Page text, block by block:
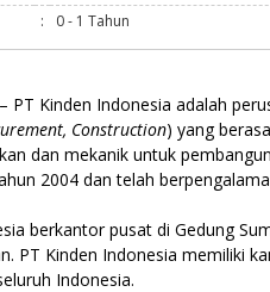
: 0 - 1 Tahun
PT Kinden Indonesia adalah
Construction) yang
dan mekanik untuk
2004 dan telah
berkantor pusat di Gedung
PT Kinden Indonesia memiliki
Indonesia.